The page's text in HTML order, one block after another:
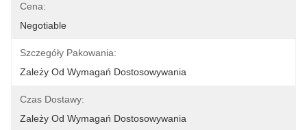
Cena:
Negotiable
Szczegóły Pakowania:
Zależy Od Wymagań Dostosowywania
Czas Dostawy:
Zależy Od Wymagań Dostosowywania